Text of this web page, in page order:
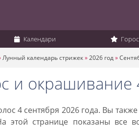
Календари
Лунный календарь стрижек»2026 год»
и окрашивание
4 сентября 2026 года. Вы
этой странице показаны все